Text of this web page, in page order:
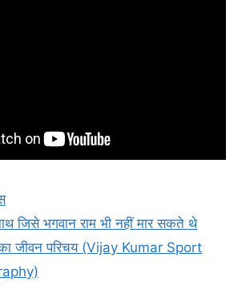
जिसे भगवान राम भी नहीं मार सकते थे
जीवन परिचय (Vijay Kumar Sport